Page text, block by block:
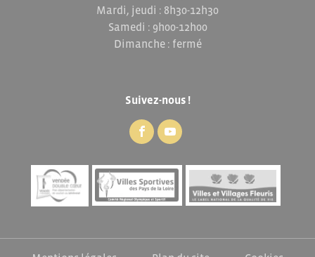
Mardi, jeudi : 8h30-12h30
Samedi : 9h00-12h00
Dimanche : fermé
Suivez-nous !